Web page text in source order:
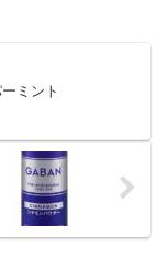
ミント